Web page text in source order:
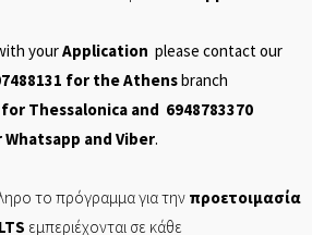
yourApplication please contact our
for the Athensbranch
for Thessalonica and 6948783370
Whatsapp and Viber.
το πρόγραμμα για την προετοιμασία
εμπεριέχονται σε κάθε